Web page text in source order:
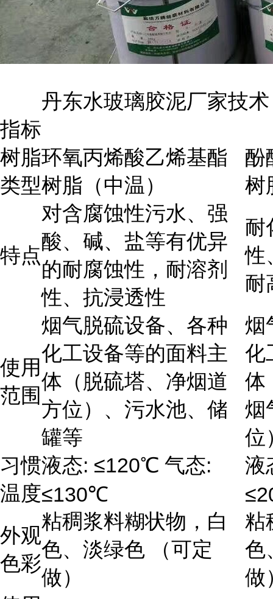
丹东水玻璃胶泥厂家技术
指标
树脂
类型
环氧丙烯酸乙烯基酯
树脂（中温）
酚
树
特点
对含腐蚀性污水、强
酸、碱、盐等有优异
的耐腐蚀性，耐溶剂
性、抗浸透性
耐
性
耐
使用
范围
烟气脱硫设备、各种
化工设备等的面料主
体（脱硫塔、净烟道
方位）、污水池、储
罐等
烟
化
体
烟
位
习惯
温度
液态: ≤120℃ 气态:
≤130℃
液
外观
色彩
粘稠浆料糊状物，白
色、淡绿色 （可定
做）
粘
色
做